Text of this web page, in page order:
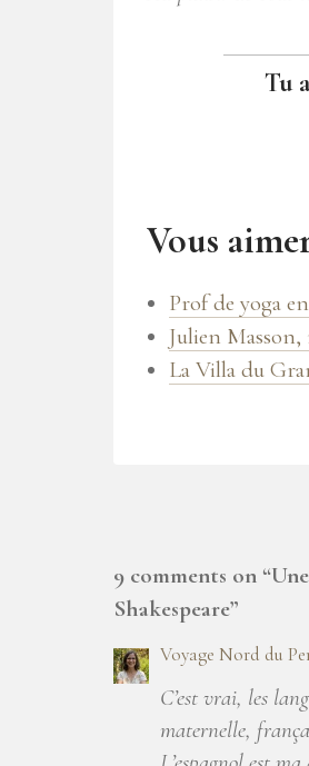
Tu
Vous
Prof de yoga
Julien
La Villa du
9 comments on “
Shakespeare”
Voyage Nord du
C’est vrai, les
maternelle,